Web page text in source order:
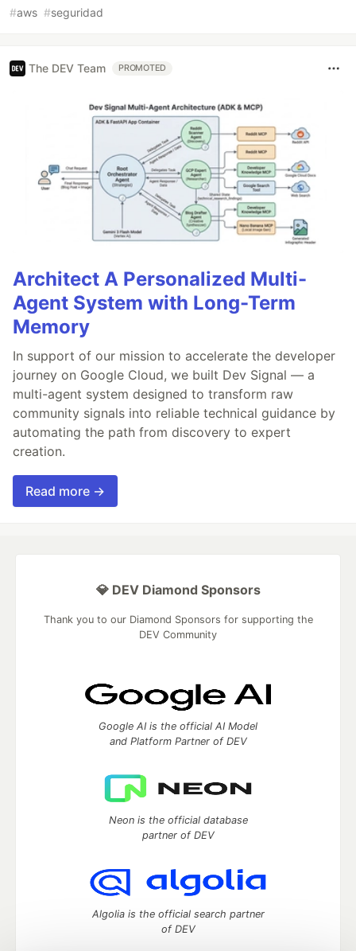
#aws #seguridad
The DEV Team PROMOTED
Architect A Personalized Multi-
Agent System with Long-Term
Memory
In support of our mission to accelerate the developer
journey on Google Cloud, we built Dev Signal — a
multi-agent system designed to transform raw
community signals into reliable technical guidance by
automating the path from discovery to expert
creation.
Read more →
💎 DEV Diamond Sponsors
Thank you to our Diamond Sponsors for supporting the
DEV Community
Google AI is the official AI Model
and Platform Partner of DEV
Neon is the official database
partner of DEV
Algolia is the official search partner
of DEV